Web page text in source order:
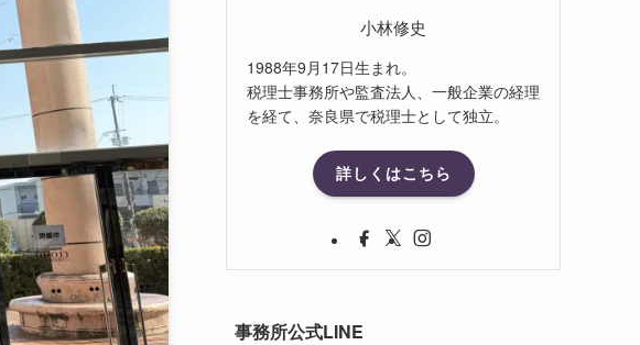
小林修史
1988年9月17日生まれ。
税理士事務所や監査法人、一般企業の経理
を経て、奈良県で税理士として独立。
詳しくはこちら
事務所公式LINE